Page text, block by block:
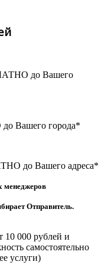
до Вашего
Вашего города*
до Вашего адреса*
менеджеров
Отправитель.
10 000 рублей и
самостоятельно
услуги)